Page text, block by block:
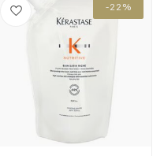
-22%